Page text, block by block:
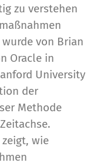
zu verstehen
von Brian
Oracle in
University
der
Methode
wie